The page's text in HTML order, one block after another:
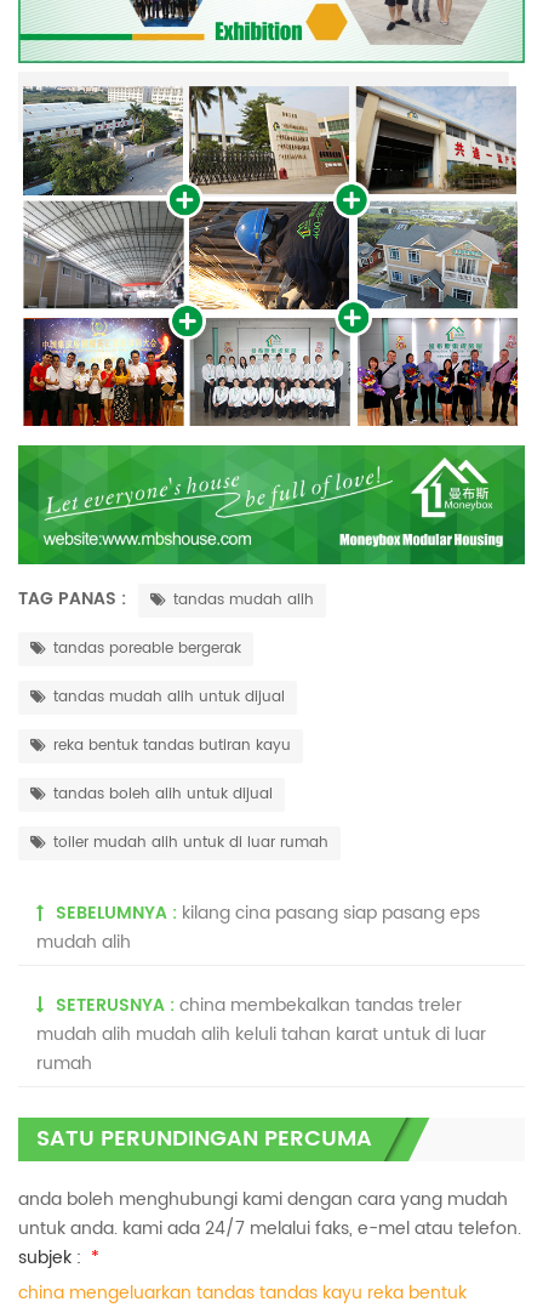
TAG PANAS : tandas mudah alih
tandas poreable bergerak
tandas mudah alih untuk dijual
reka bentuk tandas butiran kayu
tandas boleh alih untuk dijual
toiler mudah alih untuk di luar rumah
SEBELUMNYA : kilang cina pasang siap pasang eps
mudah alih
SETERUSNYA :china membekalkan tandas treler
mudah alih mudah alih keluli tahan karat untuk di luar
rumah
SATU PERUNDINGAN PERCUMA
anda boleh menghubungi kami dengan cara yang mudah
untuk anda. kami ada 24/7 melalui faks, e-mel atau telefon.
subjek : *
china mengeluarkan tandas tandas kayu reka bentuk